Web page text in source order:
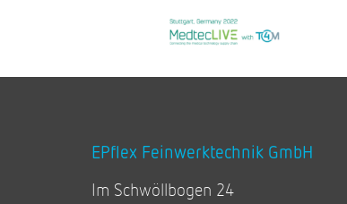
EPflex Feinwerktechnik GmbH
Im Schwöllbogen 24